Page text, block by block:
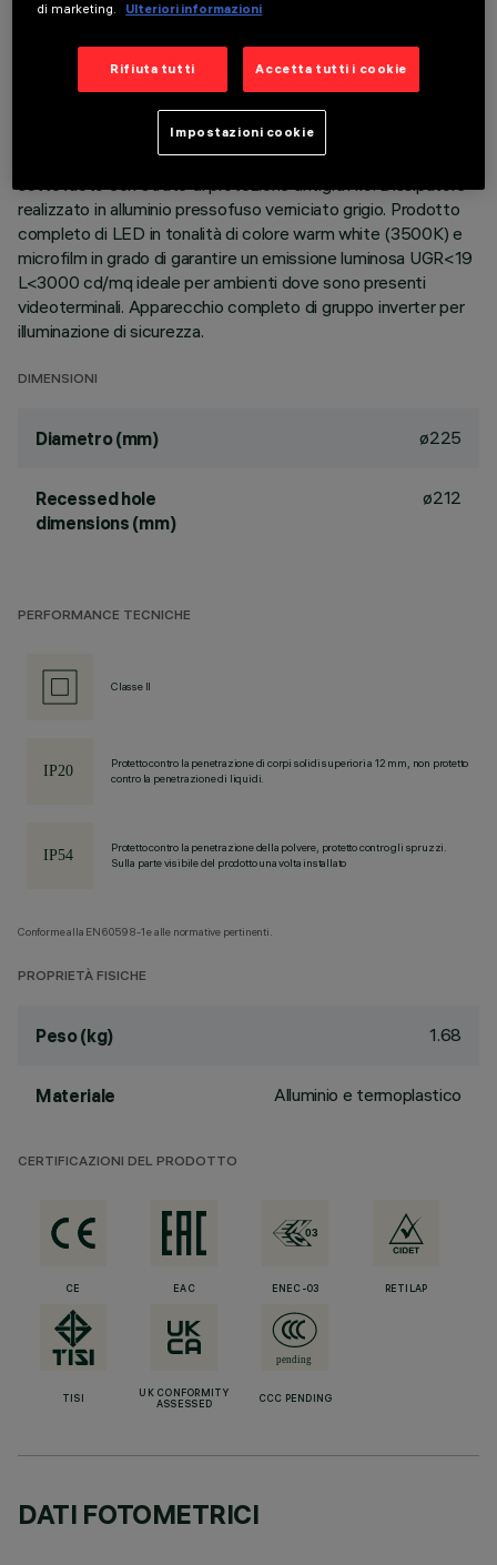
ULTIMO AGGIORNAMENTO: 06/08/2026
Apparecchio rotondo fisso finalizzato all'utilizzo di sorgente
LED con tecnologia C.o.B. Versione con falda per installazione
ad appoggio. Riflettore metallizzato con vapori di alluminio
sottovuoto con strato di protezione antigraffio. Dissipatore
realizzato in alluminio pressofuso verniciato grigio. Prodotto
completo di LED in tonalità di colore warm white (3500K) e
microfilm in grado di garantire un emissione luminosa UGR<19
L<3000 cd/mq ideale per ambienti dove sono presenti
videoterminali. Apparecchio completo di gruppo inverter per
illuminazione di sicurezza.
DIMENSIONI
Diametro (mm) ø225
Recessed hole
dimensions (mm)
ø212
PERFORMANCE TECNICHE
Classe II
Protetto contro la penetrazione di corpi solidi superiori a 12 mm, non protetto
contro la penetrazione di liquidi.
Protetto contro la penetrazione della polvere, protetto contro gli spruzzi.
Sulla parte visibile del prodotto una volta installato
Conforme alla EN60598-1 e alle normative pertinenti.
PROPRIETÀ FISICHE
Peso (kg) 1.68
Materiale Alluminio e termoplastico
CERTIFICAZIONI DEL PRODOTTO
CE EAC ENEC-03 RETILAP
TISI
UK CONFORMITY
ASSESSED
CCC PENDING
DATI FOTOMETRICI
di marketing.
Ulteriori informazioni
Rifiuta tutti Accetta tutti i cookie
Impostazioni cookie